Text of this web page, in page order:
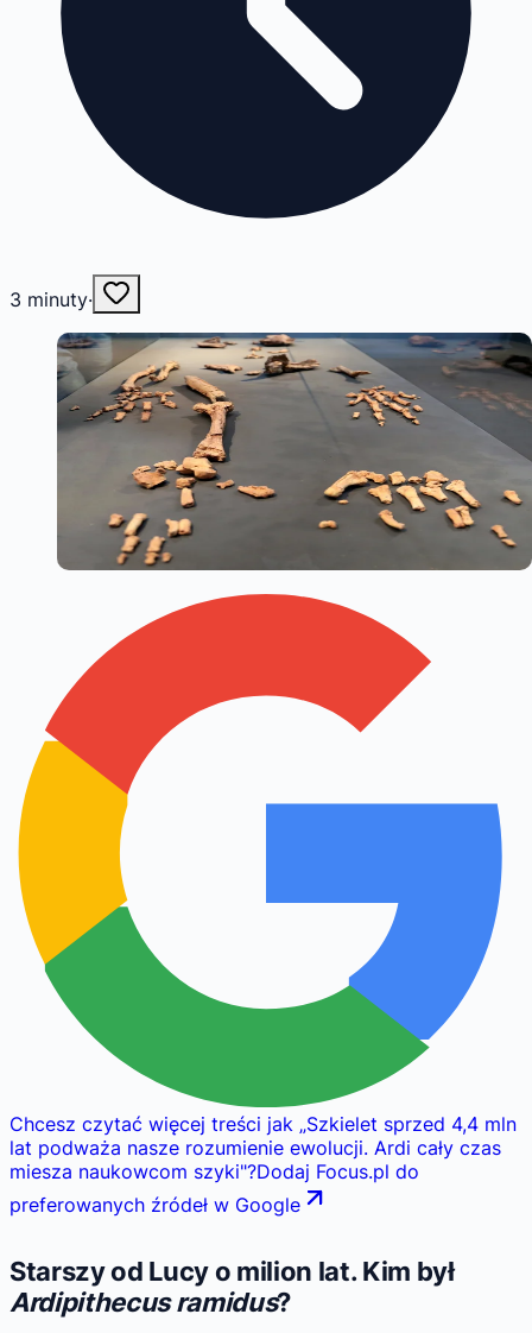
3 minuty·
Chcesz czytać więcej treści jak „Szkielet sprzed 4,4 mln
lat podważa nasze rozumienie ewolucji. Ardi cały czas
miesza naukowcom szyki"?Dodaj Focus.pl do
preferowanych źródeł w Google
Starszy od Lucy o milion lat. Kim był
Ardipithecus ramidus?